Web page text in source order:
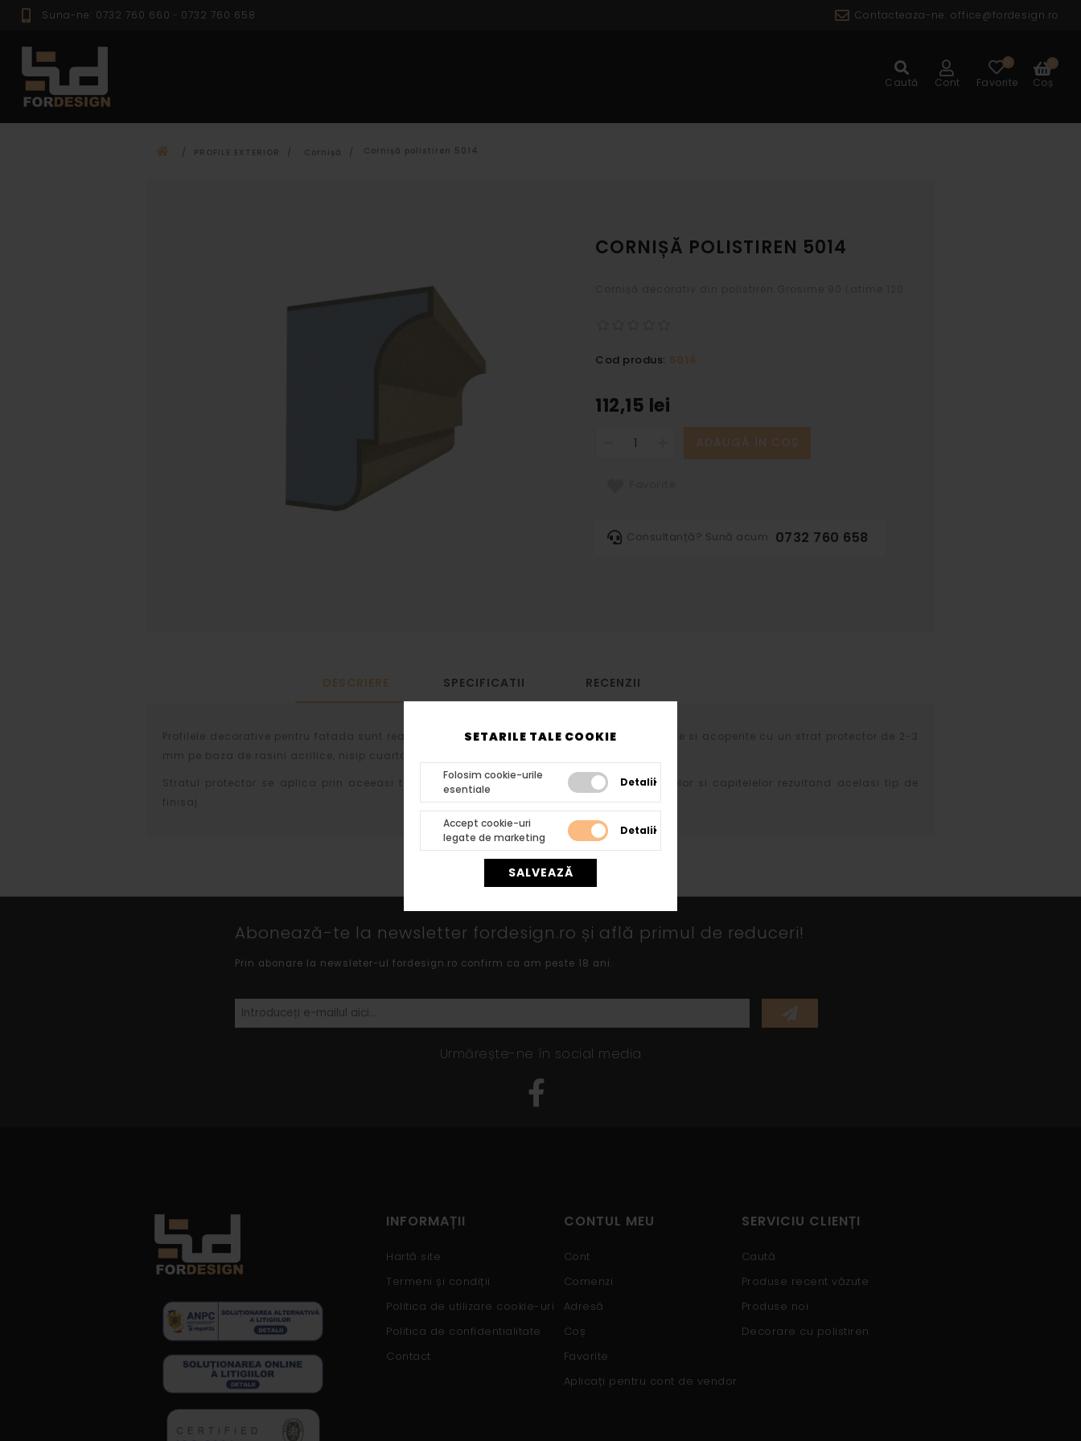
SETARILE TALE COOKIE
Folosim cookie-urile
esentiale
Detalii
Accept cookie-uri
legate de marketing
Detalii
SALVEAZĂ
Suna-ne: 0732 760 660 - 0732 760 658 Contacteaza-ne:office@fordesign.ro
Caută Cont Favorite Coș
/ PROFILE EXTERIOR / Cornișă / Cornișă polistiren 5014
CORNIȘĂ POLISTIREN 5014
Cod produs: 5014
112,15 lei
ADAUGĂ ÎN COȘ
Consultanță? Sună acum 0732 760 658
DESCRIERE SPECIFICATII RECENZII
Profilele decorative pentru fatada sunt realizate din polistiren expandat de inalta densitate si acoperite cu un strat protector de 2-3
mm pe baza de rasini acrilice, nisip cuartos si diversi lianti chimici.
Stratul protector se aplica prin aceeasi tehnologie atat profilelor cat si arcadelor, bazelor si capitelelor rezultand acelasi tip de
finisaj.
Abonează-te la newsletter fordesign.ro și află primul de reduceri!
Prin abonare la newsleter-ul fordesign.ro confirm ca am peste 18 ani.
Urmărește-ne în social media
INFORMAȚII
Hartă site
Termeni și condiții
Politica de utilizare cookie-uri
Politica de confidentialitate
Contact
CONTUL MEU
Cont
Comenzi
Adresă
Coș
Favorite
Aplicați pentru cont de vendor
SERVICIU CLIENȚI
Caută
Produse recent văzute
Produse noi
Decorare cu polistiren